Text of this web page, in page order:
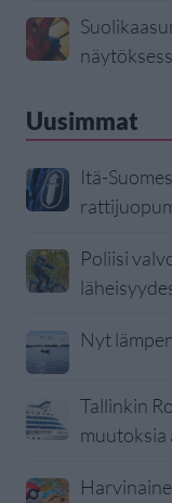
Uusimmat
Itä-
Poliisi
Nyt
Tallinkin
muutoksia